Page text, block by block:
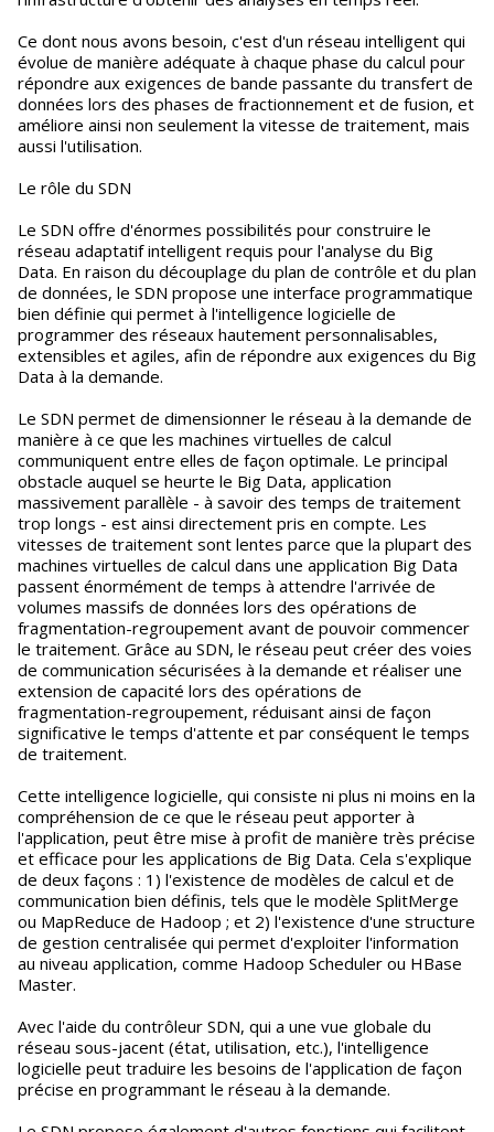
Ce dont nous avons besoin, c'est d'un réseau intelligent qui
évolue de manière adéquate à chaque phase du calcul pour
répondre aux exigences de bande passante du transfert de
données lors des phases de fractionnement et de fusion, et
améliore ainsi non seulement la vitesse de traitement, mais
aussi l'utilisation.
Le rôle du SDN
Le SDN offre d'énormes possibilités pour construire le
réseau adaptatif intelligent requis pour l'analyse du Big
Data. En raison du découplage du plan de contrôle et du plan
de données, le SDN propose une interface programmatique
bien définie qui permet à l'intelligence logicielle de
programmer des réseaux hautement personnalisables,
extensibles et agiles, afin de répondre aux exigences du Big
Data à la demande.
Le SDN permet de dimensionner le réseau à la demande de
manière à ce que les machines virtuelles de calcul
communiquent entre elles de façon optimale. Le principal
obstacle auquel se heurte le Big Data, application
massivement parallèle - à savoir des temps de traitement
trop longs - est ainsi directement pris en compte. Les
vitesses de traitement sont lentes parce que la plupart des
machines virtuelles de calcul dans une application Big Data
passent énormément de temps à attendre l'arrivée de
volumes massifs de données lors des opérations de
fragmentation-regroupement avant de pouvoir commencer
le traitement. Grâce au SDN, le réseau peut créer des voies
de communication sécurisées à la demande et réaliser une
extension de capacité lors des opérations de
fragmentation-regroupement, réduisant ainsi de façon
significative le temps d'attente et par conséquent le temps
de traitement.
Cette intelligence logicielle, qui consiste ni plus ni moins en la
compréhension de ce que le réseau peut apporter à
l'application, peut être mise à profit de manière très précise
et efficace pour les applications de Big Data. Cela s'explique
de deux façons : 1) l'existence de modèles de calcul et de
communication bien définis, tels que le modèle SplitMerge
ou MapReduce de Hadoop ; et 2) l'existence d'une structure
de gestion centralisée qui permet d'exploiter l'information
au niveau application, comme Hadoop Scheduler ou HBase
Master.
Avec l'aide du contrôleur SDN, qui a une vue globale du
réseau sous-jacent (état, utilisation, etc.), l'intelligence
logicielle peut traduire les besoins de l'application de façon
précise en programmant le réseau à la demande.